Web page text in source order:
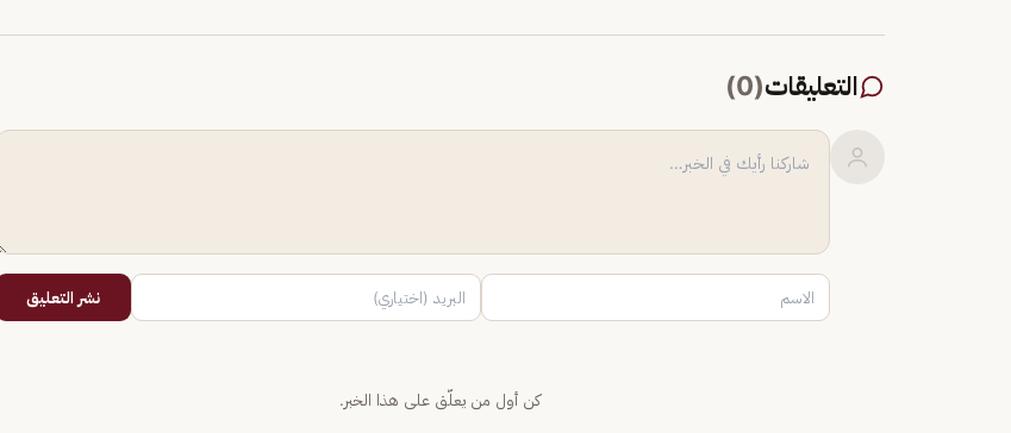
التعليقات(
0
)
نشر التعليق
كن أول من يعلّق على هذا الخبر.